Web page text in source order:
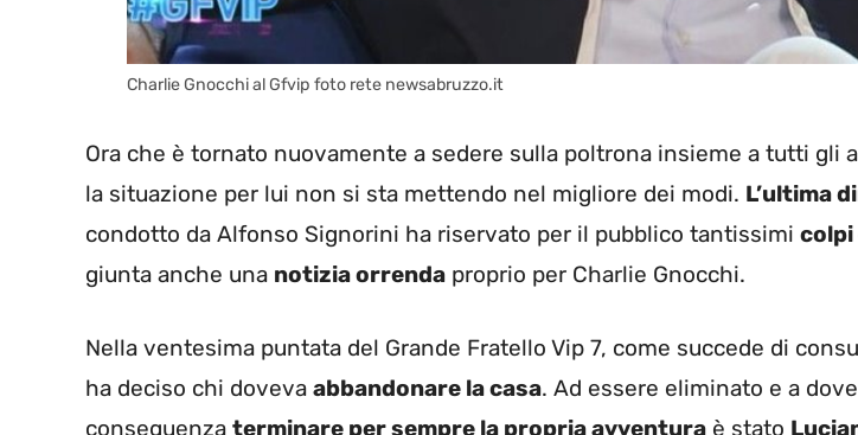
Charlie Gnocchi al Gfvip foto rete newsabruzzo.it
Ora che è tornato nuovamente a sedere sulla poltrona insieme a tutti gli
la situazione per lui non si sta mettendo nel migliore dei modi. L’ultima
condotto da Alfonso Signorini ha riservato per il pubblico tantissimi colpi
giunta anche una notizia orrenda proprio per Charlie Gnocchi.
Nella ventesima puntata del Grande Fratello Vip 7, come succede di
ha deciso chi doveva abbandonare la casa. Ad essere eliminato e a
conseguenza terminare per sempre la propria avventura è stato